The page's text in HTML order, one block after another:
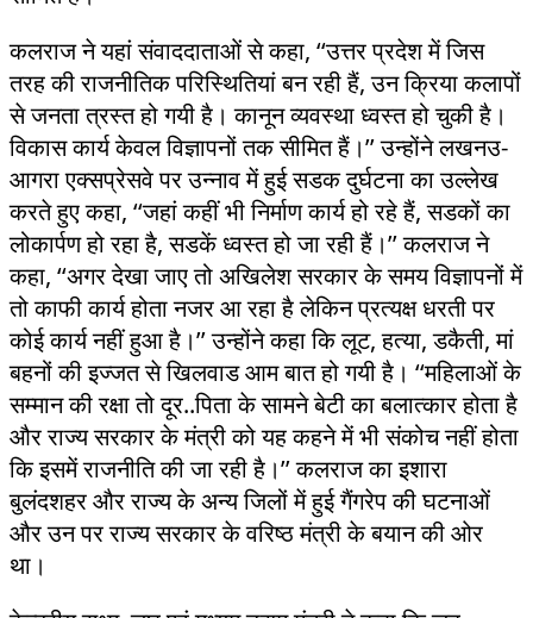
कलराज ने यहां संवाददाताओं से कहा, ‘‘उत्तर प्रदेश में जिस
तरह की राजनीतिक परिस्थितियां बन रही हैं, उन क्रिया कलापों
से जनता त्रस्त हो गयी है। कानून व्यवस्था ध्वस्त हो चुकी है।
विकास कार्य केवल विज्ञापनों तक सीमित हैं।’’ उन्होंने लखनउ-
आगरा एक्सप्रेसवे पर उन्नाव में हुई सडक दुर्घटना का उल्लेख
करते हुए कहा, ‘‘जहां कहीं भी निर्माण कार्य हो रहे हैं, सडकों का
लोकार्पण हो रहा है, सडकें ध्वस्त हो जा रही हैं।’’ कलराज ने
कहा, ‘‘अगर देखा जाए तो अखिलेश सरकार के समय विज्ञापनों में
तो काफी कार्य होता नजर आ रहा है लेकिन प्रत्यक्ष धरती पर
कोई कार्य नहीं हुआ है।’’ उन्होंने कहा कि लूट, हत्या, डकैती, मां
बहनों की इज्जत से खिलवाड आम बात हो गयी है। ‘‘महिलाओं के
सम्मान की रक्षा तो दूर..पिता के सामने बेटी का बलात्कार होता है
और राज्य सरकार के मंत्री को यह कहने में भी संकोच नहीं होता
कि इसमें राजनीति की जा रही है।’’ कलराज का इशारा
बुलंदशहर और राज्य के अन्य जिलों में हुई गैंगरेप की घटनाओं
और उन पर राज्य सरकार के वरिष्ठ मंत्री के बयान की ओर
था।